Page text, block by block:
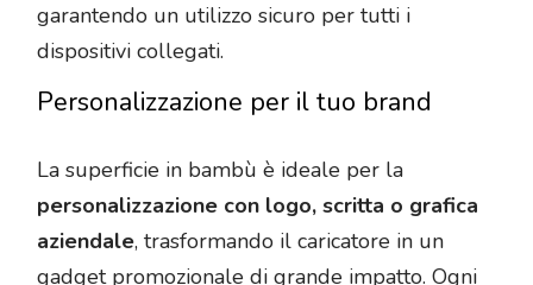
garantendo un utilizzo sicuro per tutti i
dispositivi collegati.
Personalizzazione per il tuo brand
La superficie in bambù è ideale per la
personalizzazione con logo, scritta o grafica
aziendale, trasformando il caricatore in un
gadget promozionale di grande impatto. Ogni